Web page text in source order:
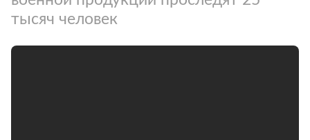
тысяч человек